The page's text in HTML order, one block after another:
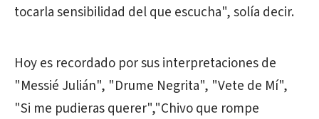
tocarla sensibilidad del que escucha", solía decir.
Hoy es recordado por sus interpretaciones de
"Messié Julián", "Drume Negrita", "Vete de Mí",
"Si me pudieras querer","Chivo que rompe